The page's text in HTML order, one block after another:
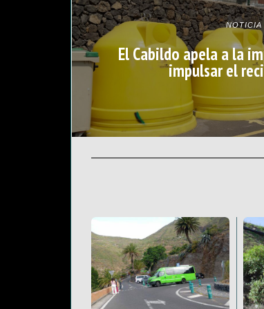
NOTICIA
El Cabildo apela a la
impulsar el